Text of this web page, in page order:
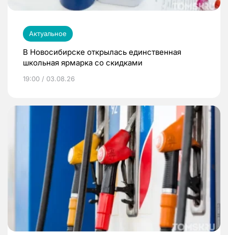
Актуальное
В Новосибирске открылась единственная
школьная ярмарка со скидками
19:00 / 03.08.26